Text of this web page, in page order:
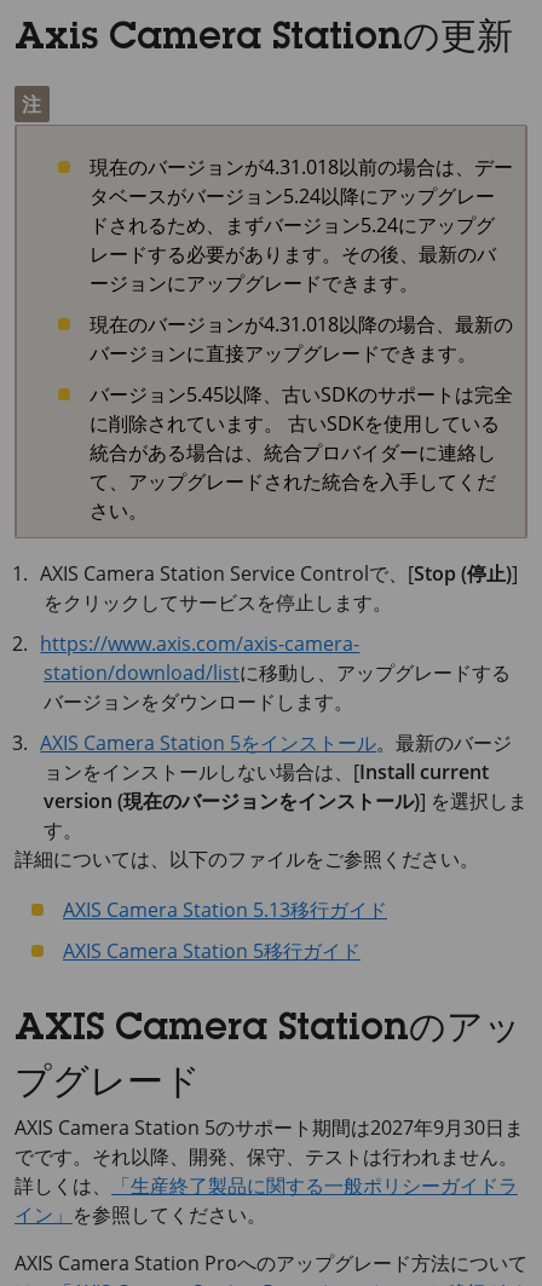
Axis Camera Stationの更新
注
現在のバージョンが4.31.018以前の場合は、デー
タベースがバージョン5.24以降にアップグレー
ドされるため、まずバージョン5.24にアップグ
レードする必要があります。その後、最新のバ
ージョンにアップグレードできます。
現在のバージョンが4.31.018以降の場合、最新の
バージョンに直接アップグレードできます。
バージョン5.45以降、古いSDKのサポートは完全
に削除されています。 古いSDKを使用している
統合がある場合は、統合プロバイダーに連絡し
て、アップグレードされた統合を入手してくだ
さい。
AXIS Camera Station Service Controlで、[Stop (停止)]
をクリックしてサービスを停止します。
https://www.axis.com/axis-camera-
station/download/listに移動し、アップグレードする
バージョンをダウンロードします。
AXIS Camera Station 5をインストール。最新のバージ
ョンをインストールしない場合は、[Install current
version (現在のバージョンをインストール)] を選択しま
す。
詳細については、以下のファイルをご参照ください。
AXIS Camera Station 5.13移行ガイド
AXIS Camera Station 5移行ガイド
AXIS Camera Stationのアッ
プグレード
AXIS Camera Station 5のサポート期間は2027年9月30日ま
でです。それ以降、開発、保守、テストは行われません。
詳しくは、
「生産終了製品に関する一般ポリシーガイドラ
イン」 を参照してください。
AXIS Camera Station Proへのアップグレード方法について